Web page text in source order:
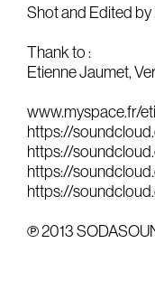
Music
Recording
Mixing
Mastering
Shot and Edited
Thank to :
Etienne Jaumet,
www.myspace.fr/
https://
https://
https://
https://
℗ 2013